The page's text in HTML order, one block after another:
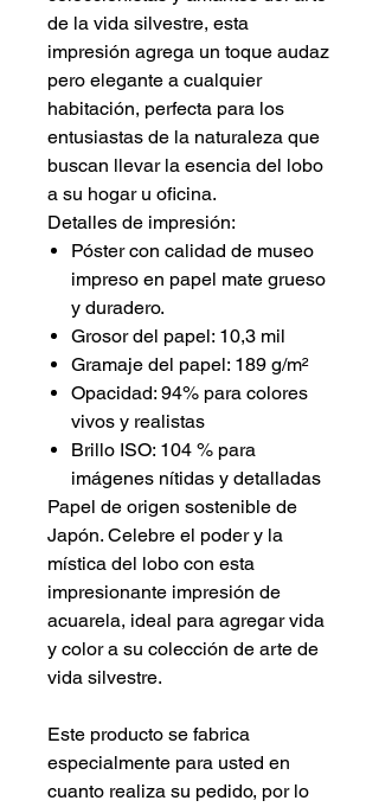
de la vida silvestre, esta
impresión agrega un toque audaz
pero elegante a cualquier
habitación, perfecta para los
entusiastas de la naturaleza que
buscan llevar la esencia del lobo
a su hogar u oficina.
Detalles de impresión:
Póster con calidad de museo
impreso en papel mate grueso
y duradero.
Grosor del papel: 10,3 mil
Gramaje del papel: 189 g/m²
Opacidad: 94% para colores
vivos y realistas
Brillo ISO: 104 % para
imágenes nítidas y detalladas
Papel de origen sostenible de
Japón. Celebre el poder y la
mística del lobo con esta
impresionante impresión de
acuarela, ideal para agregar vida
y color a su colección de arte de
vida silvestre.
Este producto se fabrica
especialmente para usted en
cuanto realiza su pedido, por lo